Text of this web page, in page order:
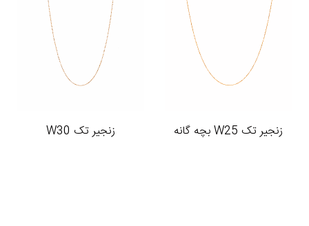
زنجیر تک W25 بچه گانه زنجیر تک W30